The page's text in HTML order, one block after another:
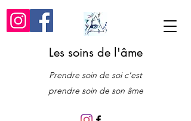
Les soins de l'âme
Prendre soin de soi c'est
prendre soin de son âme